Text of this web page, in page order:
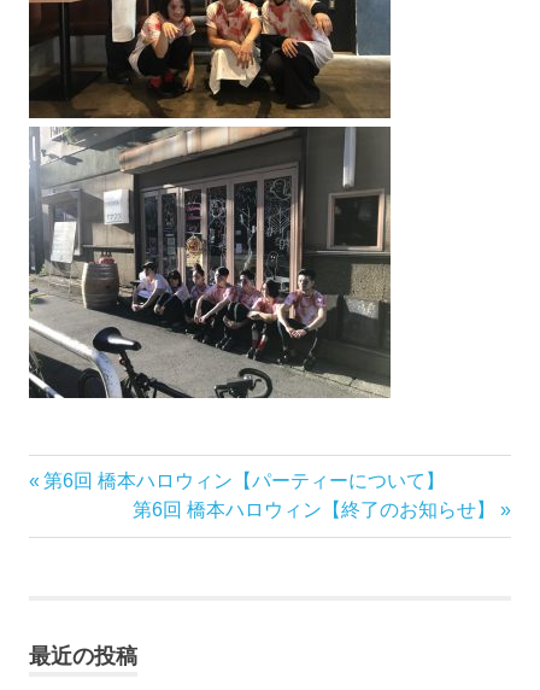
投
稿
ビ
前
記
第6回 橋本ハロウィン【パーティーについて】
次
の
第6回 橋本ハロウィン【終了のお知らせ】
最近の投稿